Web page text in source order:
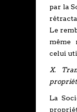
par la
Le
même
celui
X.
La